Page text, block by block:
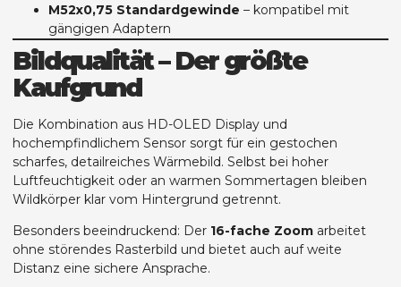
M52x0,75 Standardgewinde – kompatibel mit
gängigen Adaptern
Bildqualität – Der größte
Kaufgrund
Die Kombination aus HD-OLED Display und
hochempfindlichem Sensor sorgt für ein gestochen
scharfes, detailreiches Wärmebild. Selbst bei hoher
Luftfeuchtigkeit oder an warmen Sommertagen bleiben
Wildkörper klar vom Hintergrund getrennt.
Besonders beeindruckend: Der 16-fache Zoom arbeitet
ohne störendes Rasterbild und bietet auch auf weite
Distanz eine sichere Ansprache.